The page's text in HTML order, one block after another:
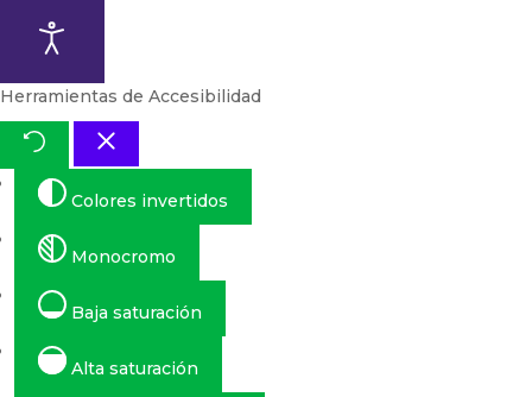
Herramientas de Accesibilidad
Colores invertidos
Monocromo
Baja saturación
Alta saturación